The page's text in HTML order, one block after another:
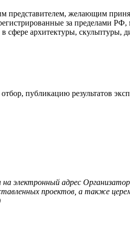
представителем, желающим
за пределами РФ,
сфере архитектуры, скульптуры,
публикацию результатов
адрес
проектов, а также